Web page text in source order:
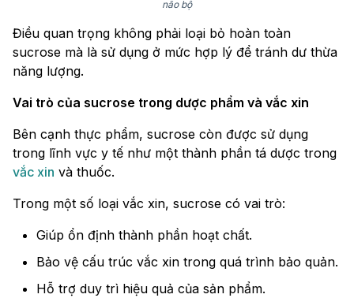
não bộ
Điều quan trọng không phải loại bỏ hoàn toàn
sucrose mà là sử dụng ở mức hợp lý để tránh dư thừa
năng lượng.
Vai trò của sucrose trong dược phẩm và vắc xin
Bên cạnh thực phẩm, sucrose còn được sử dụng
trong lĩnh vực y tế như một thành phần tá dược trong
vắc xin và thuốc.
Trong một số loại vắc xin, sucrose có vai trò:
Giúp ổn định thành phần hoạt chất.
Bảo vệ cấu trúc vắc xin trong quá trình bảo quản.
Hỗ trợ duy trì hiệu quả của sản phẩm.